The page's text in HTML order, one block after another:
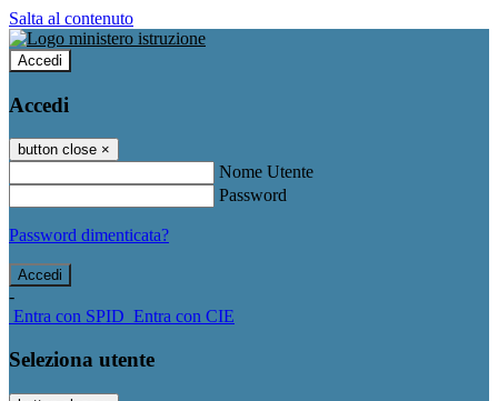
Salta al contenuto
Accedi
Accedi
button close ×
Nome Utente
Password
Password dimenticata?
-
Entra con SPID Entra con CIE
Seleziona utente